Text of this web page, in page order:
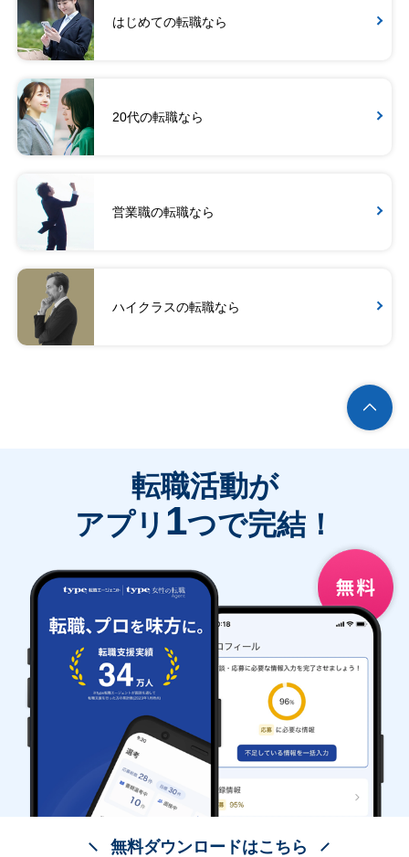
はじめての転職なら
20代の転職なら
営業職の転職なら
ハイクラスの転職なら
転職活動が
アプリ 1つで完結！
無料ダウンロードはこちら